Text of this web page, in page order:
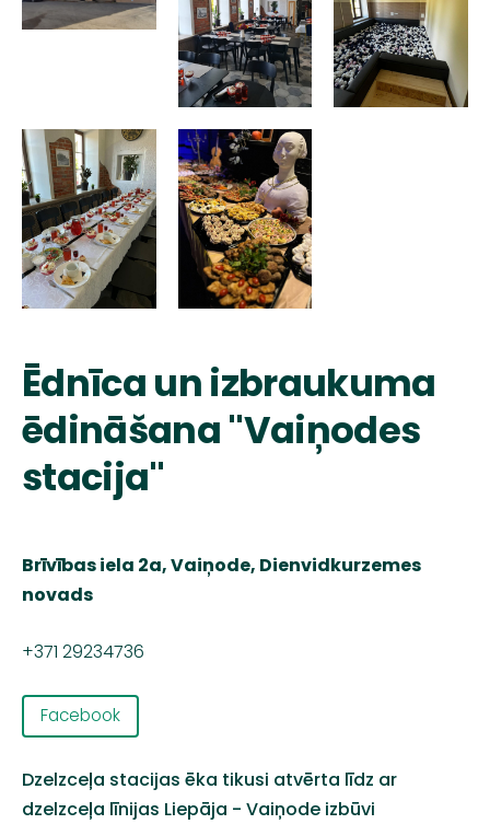
Ēdnīca un izbraukuma
ēdināšana "Vaiņodes
stacija"
Brīvības iela 2a, Vaiņode, Dienvidkurzemes
novads
+371 29234736
Facebook
Dzelzceļa stacijas ēka tikusi atvērta līdz ar
dzelzceļa līnijas Liepāja - Vaiņode izbūvi